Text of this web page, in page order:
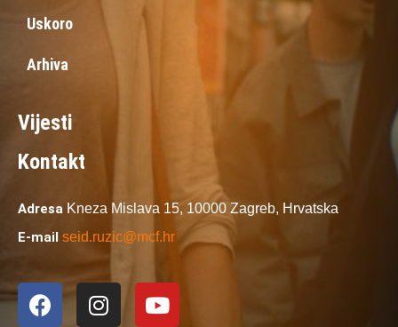
Uskoro
Arhiva
Vijesti
Kontakt
Adresa Kneza Mislava 15, 10000 Zagreb, Hrvatska
E-mail seid.ruzic@mcf.hr